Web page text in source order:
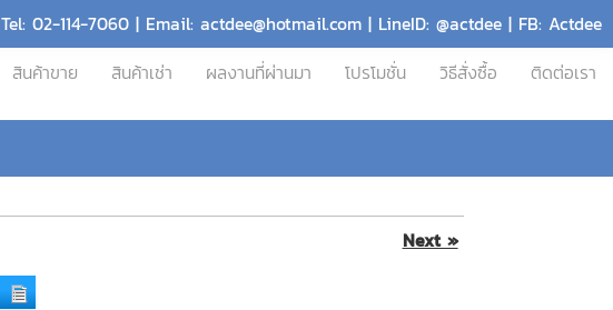
Tel: 02-114-7060 | Email: actdee@hotmail.com | LineID: @actdee | FB: Actdee
สินค้าขาย สินค้าเช่า ผลงานที่ผ่านมา โปรโมชั่น วิธีสั่งซื้อ ติดต่อเรา
Next »